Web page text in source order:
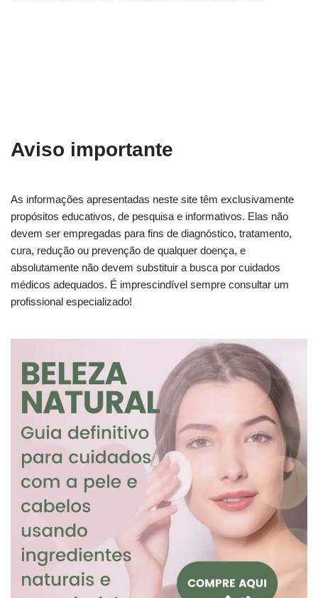
Aviso importante
As informações apresentadas neste site têm exclusivamente
propósitos educativos, de pesquisa e informativos. Elas não
devem ser empregadas para fins de diagnóstico, tratamento,
cura, redução ou prevenção de qualquer doença, e
absolutamente não devem substituir a busca por cuidados
médicos adequados. É imprescindível sempre consultar um
profissional especializado!